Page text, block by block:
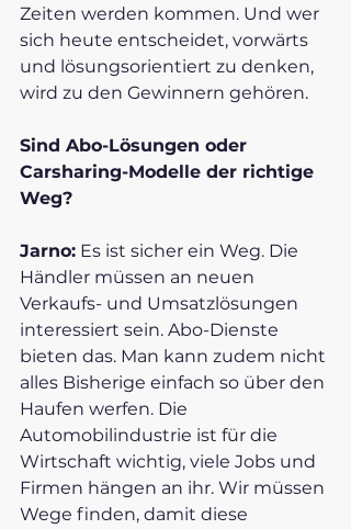
Zeiten werden kommen. Und wer
sich heute entscheidet, vorwärts
und lösungsorientiert zu denken,
wird zu den Gewinnern gehören.
Sind Abo-Lösungen oder
Carsharing-Modelle der richtige
Weg?
Jarno: Es ist sicher ein Weg. Die
Händler müssen an neuen
Verkaufs- und Umsatzlösungen
interessiert sein. Abo-Dienste
bieten das. Man kann zudem nicht
alles Bisherige einfach so über den
Haufen werfen. Die
Automobilindustrie ist für die
Wirtschaft wichtig, viele Jobs und
Firmen hängen an ihr. Wir müssen
Wege finden, damit diese